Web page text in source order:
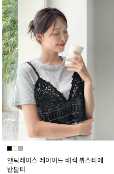
앤틱레이스 레이어드 배색 뷔스티에
반팔티